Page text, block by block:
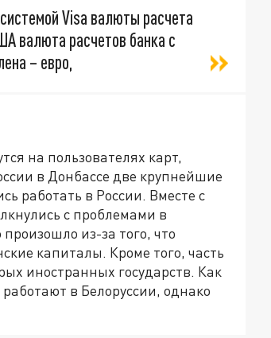
Visa валюты расчета
валюта расчетов банка с
– евро,
на пользователях карт,
в Донбассе две крупнейшие
работать в России. Вместе с
с проблемами в
из-за того, что
капиталы. Кроме того, часть
иностранных государств. Как
в Белоруссии, однако